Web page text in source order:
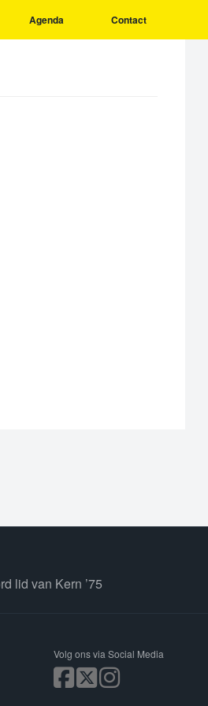
Agenda Contact
lid van Kern ’75
Volg ons via Social Media